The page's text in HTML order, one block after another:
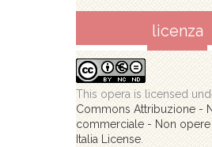
licenza
This opera is licensed
Commons Attribuzione -
commerciale - Non opere
Italia License.